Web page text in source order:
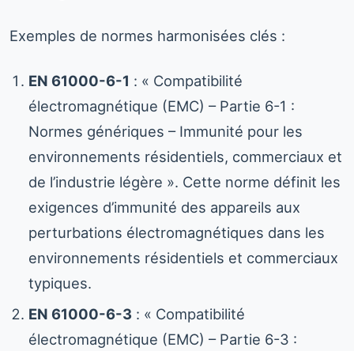
Exemples de normes harmonisées clés :
EN 61000-6-1 : « Compatibilité
électromagnétique (EMC) – Partie 6-1 :
Normes génériques – Immunité pour les
environnements résidentiels, commerciaux et
de l’industrie légère ». Cette norme définit les
exigences d’immunité des appareils aux
perturbations électromagnétiques dans les
environnements résidentiels et commerciaux
typiques.
EN 61000-6-3 : « Compatibilité
électromagnétique (EMC) – Partie 6-3 :